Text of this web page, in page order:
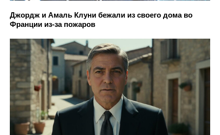
Джордж и Амаль Клуни бежали из своего дома во
Франции из-за пожаров